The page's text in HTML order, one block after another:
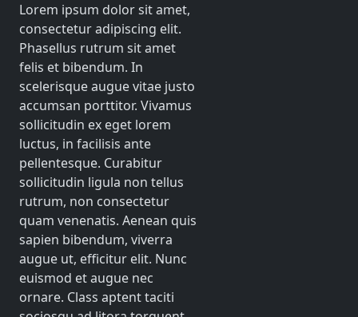
Lorem ipsum dolor sit amet,
consectetur adipiscing elit.
Phasellus rutrum sit amet
felis et bibendum. In
scelerisque augue vitae justo
accumsan porttitor. Vivamus
sollicitudin ex eget lorem
luctus, in facilisis ante
pellentesque. Curabitur
sollicitudin ligula non tellus
rutrum, non consectetur
quam venenatis. Aenean quis
sapien bibendum, viverra
augue ut, efficitur elit. Nunc
euismod et augue nec
ornare. Class aptent taciti